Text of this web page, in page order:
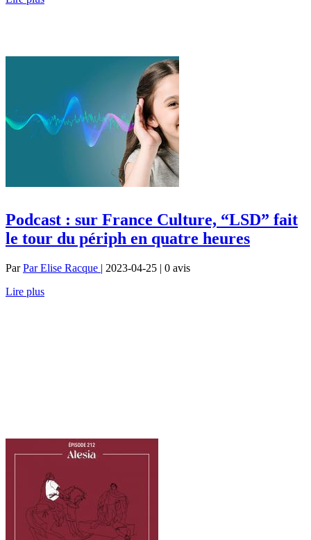
Podcast : sur France Culture, “LSD” fait
le tour du périph en quatre heures
ParPar Elise Racque | 2023-04-25 | 0 avis
Lire plus